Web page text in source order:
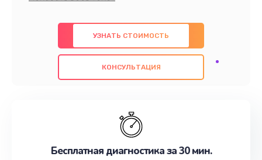
предлагаем быстрый и качественный ремонт с
использованием оригинальных компонентов, а
также гарантируем качество всех
проведенных работ. Наша цель - предоставить
наилучшим образом. Не медлите записаться на
УЗНАТЬ СТОИМОСТЬ
КОНСУЛЬТАЦИЯ
Бесплатная диагностика за 30 мин.